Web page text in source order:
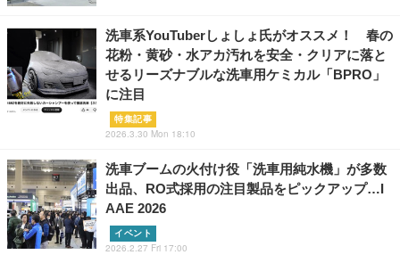
洗車系YouTuberしょしょ氏がオススメ！ 春の
花粉・黄砂・水アカ汚れを安全・クリアに落と
せるリーズナブルな洗車用ケミカル「BPRO」
に注目
特集記事
2026.3.30 Mon 18:10
洗車ブームの火付け役「洗車用純水機」が多数
出品、RO式採用の注目製品をピックアップ…I
AAE 2026
イベント
2026.2.27 Fri 17:00